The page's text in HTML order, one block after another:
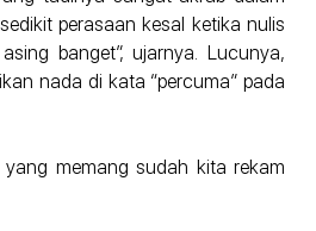
perasaan kesal ketika nulis
banget”, ujarnya. Lucunya,
nada di kata “percuma” pada
memang sudah kita rekam